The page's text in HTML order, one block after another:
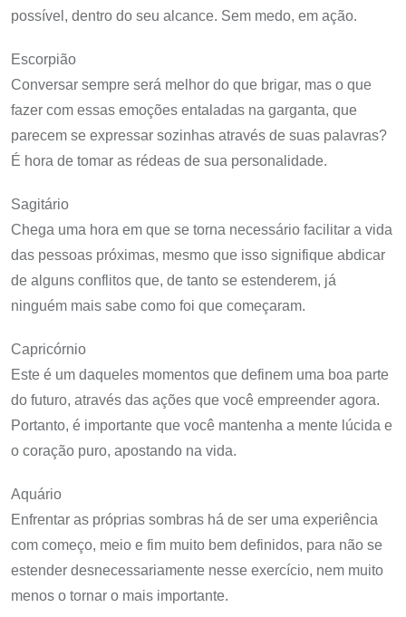
possível, dentro do seu alcance. Sem medo, em ação.
Escorpião
Conversar sempre será melhor do que brigar, mas o que
fazer com essas emoções entaladas na garganta, que
parecem se expressar sozinhas através de suas palavras?
É hora de tomar as rédeas de sua personalidade.
Sagitário
Chega uma hora em que se torna necessário facilitar a vida
das pessoas próximas, mesmo que isso signifique abdicar
de alguns conflitos que, de tanto se estenderem, já
ninguém mais sabe como foi que começaram.
Capricórnio
Este é um daqueles momentos que definem uma boa parte
do futuro, através das ações que você empreender agora.
Portanto, é importante que você mantenha a mente lúcida e
o coração puro, apostando na vida.
Aquário
Enfrentar as próprias sombras há de ser uma experiência
com começo, meio e fim muito bem definidos, para não se
estender desnecessariamente nesse exercício, nem muito
menos o tornar o mais importante.